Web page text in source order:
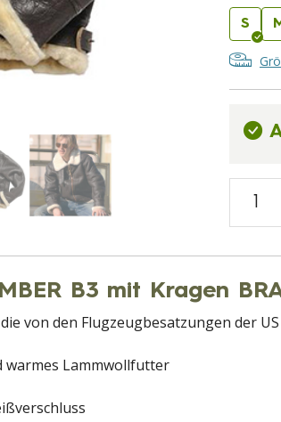
S
B3 mit Kragen
von den Flugzeugbesatzungen der
warmes Lammwollfutter